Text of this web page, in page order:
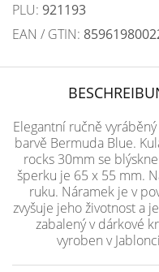
PLU: 921193
EAN / GTIN:
Elegantní ručně
barvě Bermuda Blue.
rocks 30mm se
šperku je 65 x 55 mm.
ruku. Náramek je v
zvyšuje jeho životnost a
zabalený v dárkové
vyroben v